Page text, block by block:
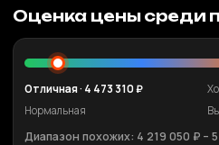
Оценка цены среди
Отличная · 4 473 310 ₽
Нормальная
Диапазон похожих: 4 219 050 ₽ –